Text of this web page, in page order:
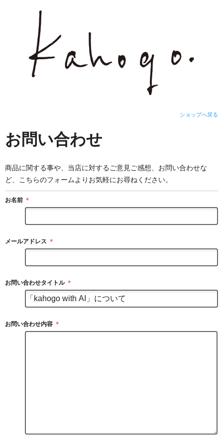
ショップへ戻る
お問い合わせ
商品に関する事や、当店に対するご意見ご感想、お問い合わせな
ど、こちらのフォームよりお気軽にお尋ねください。
お名前 ＊
メールアドレス ＊
お問い合わせタイトル ＊
お問い合わせ内容 ＊